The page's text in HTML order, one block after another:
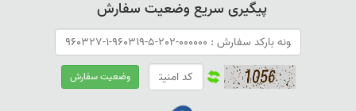
پیگیری سریع وضعیت سفارش